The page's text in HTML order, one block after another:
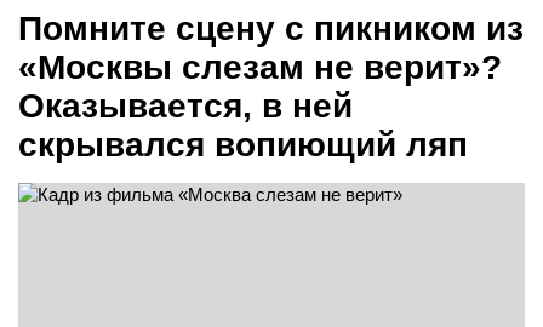
Помните сцену с пикником из
«Москвы слезам не верит»?
Оказывается, в ней
скрывался вопиющий ляп